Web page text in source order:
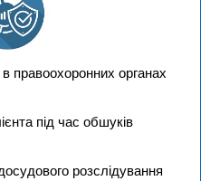
в правоохоронних органах
під час обшуків
розслідування